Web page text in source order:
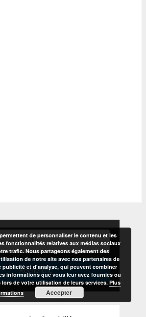
Recherche
de personnaliser le contenu et les
fonctionnalités relatives aux médias sociaux
trafic. Nous partageons également des
de notre site avec nos partenaires de
publicité et d'analyse, qui peuvent combiner
informations que vous leur avez fournies ou
de votre utilisation de leurs services. Plus
Accepter